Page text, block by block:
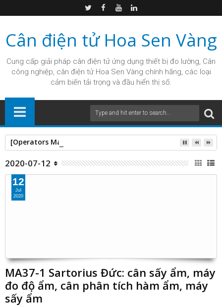
Cân điện tử Hoa Sen Vàng
Cung cấp giải pháp cân điện tử ứng dụng thiết bị đo lường, Cân
công nghiệp, cân điện tử Hoa Sen Vàng chính hãng, các loại
cảm biến tải trọng và đầu hiển thị số.
[Operators Manual] Cân bàn điện tử UTE - BSWI
2020-07-12
MA37-1 Sartorius Đức: cân sấy ẩm, máy
đo độ ẩm, cân phân tích hàm ẩm, máy
sấy ẩm
12
Jul
2020